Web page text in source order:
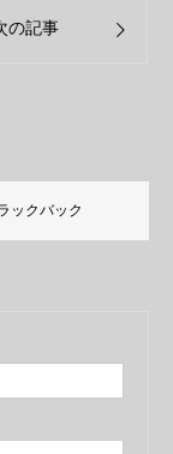
の記事
ックバック